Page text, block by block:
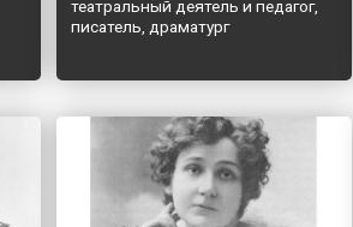
театральный деятель и педагог,
писатель, драматург